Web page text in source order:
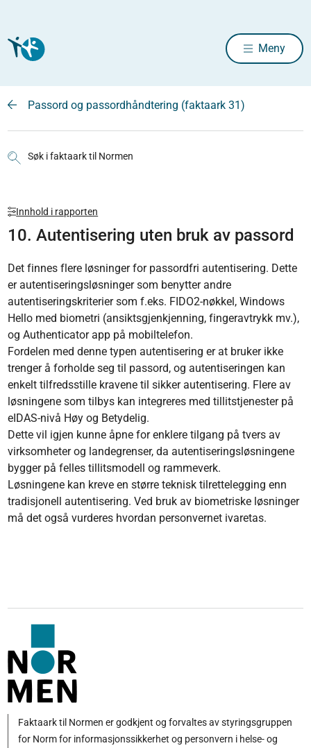
Meny
Passord og passordhåndtering (faktaark 31)
Søk i faktaark til Normen
Innhold i rapporten
10. Autentisering uten bruk av passord
Det finnes flere løsninger for passordfri autentisering. Dette
er autentiseringsløsninger som benytter andre
autentiseringskriterier som f.eks. FIDO2-nøkkel, Windows
Hello med biometri (ansiktsgjenkjenning, fingeravtrykk mv.),
og Authenticator app på mobiltelefon.
Fordelen med denne typen autentisering er at bruker ikke
trenger å forholde seg til passord, og autentiseringen kan
enkelt tilfredsstille kravene til sikker autentisering. Flere av
løsningene som tilbys kan integreres med tillitstjenester på
eIDAS-nivå Høy og Betydelig.
Dette vil igjen kunne åpne for enklere tilgang på tvers av
virksomheter og landegrenser, da autentiseringsløsningene
bygger på felles tillitsmodell og rammeverk.
Løsningene kan kreve en større teknisk tilrettelegging enn
tradisjonell autentisering. Ved bruk av biometriske løsninger
må det også vurderes hvordan personvernet ivaretas.
Faktaark til Normen er godkjent og forvaltes av styringsgruppen
for Norm for informasjonssikkerhet og personvern i helse- og